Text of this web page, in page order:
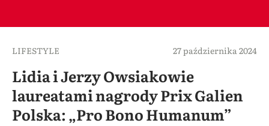
LIFESTYLE 27 października 2024
Lidia i Jerzy Owsiakowie
laureatami nagrody Prix Galien
Polska: „Pro Bono Humanum”